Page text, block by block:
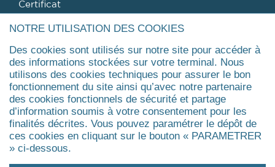
NOTRE UTILISATION DES COOKIES
Des cookies sont utilisés sur notre site pour accéder à
des informations stockées sur votre terminal. Nous
utilisons des cookies techniques pour assurer le bon
fonctionnement du site ainsi qu’avec notre partenaire
des cookies fonctionnels de sécurité et partage
d’information soumis à votre consentement pour les
finalités décrites. Vous pouvez paramétrer le dépôt de
ces cookies en cliquant sur le bouton « PARAMETRER
» ci-dessous.
Certificat
ÉVÉNEMENTS
Evénements
Actualités
Réunions d'information
Replays des webinaires